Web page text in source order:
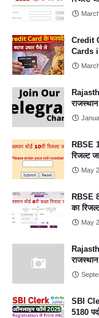
Credit
Cards
RBSE
रिजल्ट
May
RBSE
का
May
SBI
5180